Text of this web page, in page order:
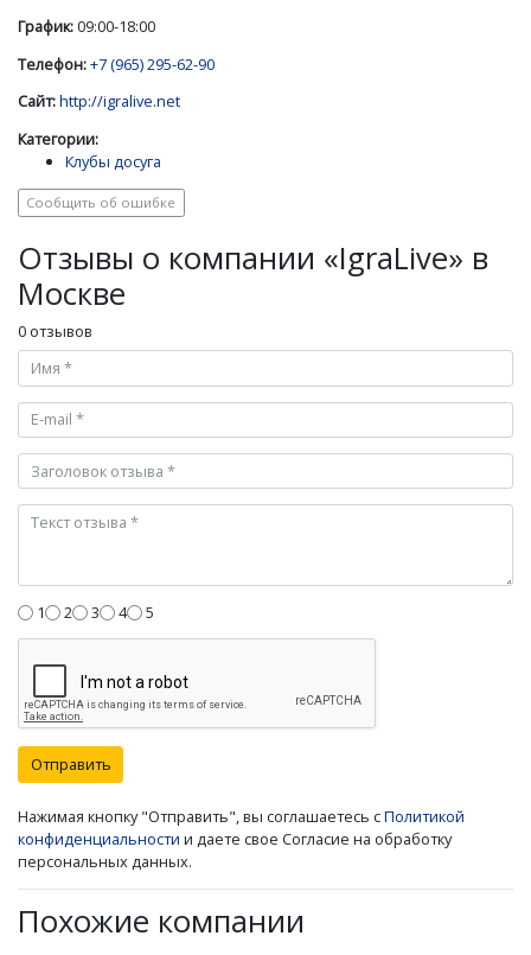
График:09:00-18:00
Телефон:+7 (965) 295-62-90
Сайт:http://igralive.net
Категории:
Клубы досуга
Сообщить об ошибке
Отзывы о компании «IgraLive» в
Москве
0 отзывов
1 2 3 4 5
Отправить
Нажимая кнопку "Отправить", вы соглашаетесь сПолитикой
конфиденциальности и даете свое Согласие на обработку
персональных данных.
Похожие компании